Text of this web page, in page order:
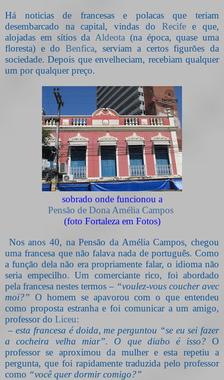
Há noticias de francesas e polacas que teriam
desembarcado na capital, vindas do Recifee que,
alojadas em sítios da Aldeota (na época, quase uma
floresta) e do Benfica, serviam a certos figurões da
sociedade. Depois que envelheciam, recebiam qualquer
um por qualquer preço.
sobrado onde funcionou a
Pensão de Dona Amélia Campos
(foto Fortaleza em Fotos)
Nos anos 40, na Pensão da Amélia Campos, chegou
uma francesa que não falava nada de português. Como
a função dela não era propriamente falar, o idioma não
seria empecilho. Um comerciante rico, foi abordado
pela francesa nestes termos – “voulez-vous coucher avec
moi?” O homem se apavorou com o que entendeu
como proposta estranha e foi comunicar a um amigo,
professor do Liceu:
–esta francesa é doida, me perguntou “se eu sei fazer
a cocheira velha miar”. O que diabo é isso? O
professor se aproximou da mulher e esta repetiu a
pergunta, que foi rapidamente traduzida pelo professor
como “você quer dormir comigo?”